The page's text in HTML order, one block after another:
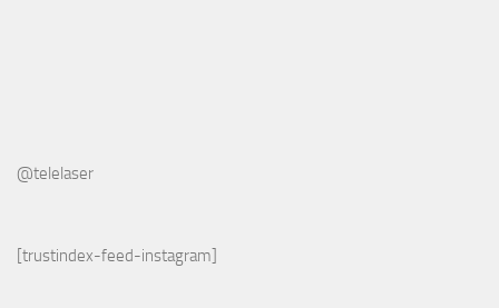
@telelaser
[trustindex-feed-instagram]